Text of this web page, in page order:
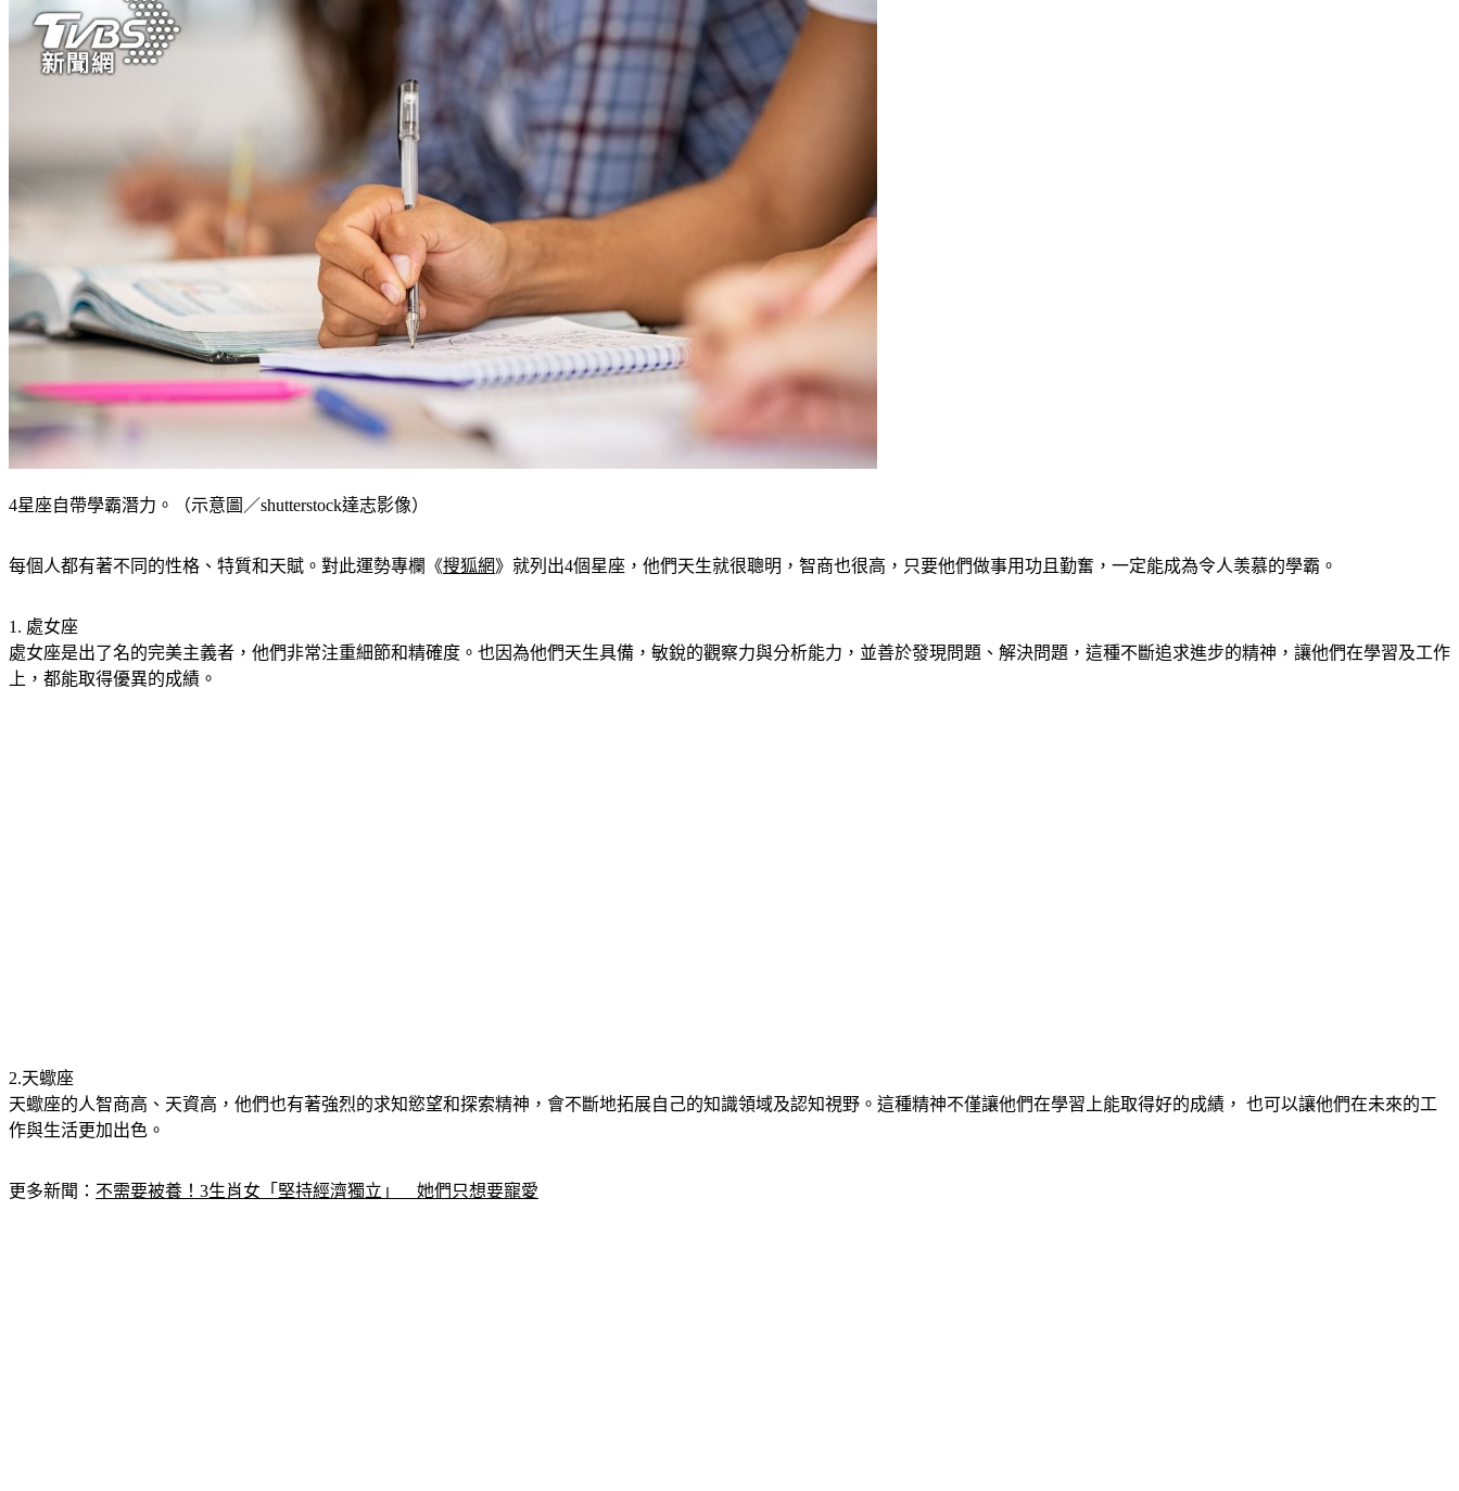
4星座自帶學霸潛力。（示意圖／shutterstock達志影像）
每個人都有著不同的性格、特質和天賦。對此運勢專欄《搜狐網》就列出4個星座，他們天生就很聰明，智商也很高，只要他們做事用功且勤奮，一定能成為令人羡慕的學霸。
1. 處女座
處女座是出了名的完美主義者，他們非常注重細節和精確度。也因為他們天生具備，敏銳的觀察力與分析能力，並善於發現問題、解決問題，這種不斷追求進步的精神，讓他們在學習及工作
上，都能取得優異的成績。
2.天蠍座
天蠍座的人智商高、天資高，他們也有著強烈的求知慾望和探索精神，會不斷地拓展自己的知識領域及認知視野。這種精神不僅讓他們在學習上能取得好的成績， 也可以讓他們在未來的工
作與生活更加出色。
更多新聞： 不需要被養！3生肖女「堅持經濟獨立」　她們只想要寵愛